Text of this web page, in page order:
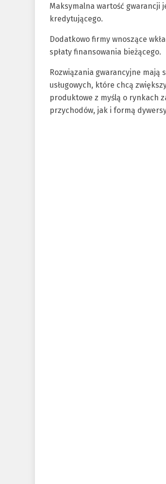
Maksymalna wartość gwarancji
kredytującego.
Dodatkowo firmy wnoszące
spłaty finansowania bieżącego.
Rozwiązania gwarancyjne
usługowych, które chcą
produktowe z myślą o rynkach
przychodów, jak i formą